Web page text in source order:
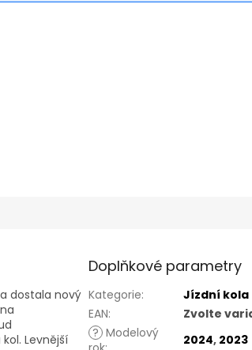
dostala nový
Levnější
Doplňkové parametry
Kategorie:
Jízdní kola
EAN:
Zvolte
? Modelový
2024, 2023